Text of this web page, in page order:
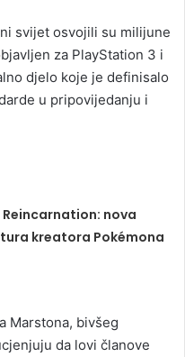
svijet osvojili su milijune
za PlayStation 3 i
djelo koje je definisalo
u pripovijedanju i
nova
kreatora Pokémona
Marstona, bivšeg
da lovi članove